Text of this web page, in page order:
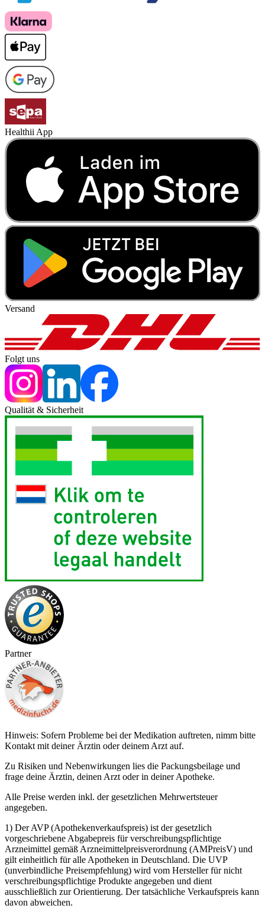
Healthii App
Versand
Folgt uns
Qualität & Sicherheit
Partner
Hinweis: Sofern Probleme bei der Medikation auftreten, nimm bitte
Kontakt mit deiner Ärztin oder deinem Arzt auf.
Zu Risiken und Nebenwirkungen lies die Packungsbeilage und
frage deine Ärztin, deinen Arzt oder in deiner Apotheke.
Alle Preise werden inkl. der gesetzlichen Mehrwertsteuer
angegeben.
1) Der AVP (Apothekenverkaufspreis) ist der gesetzlich
vorgeschriebene Abgabepreis für verschreibungspflichtige
Arzneimittel gemäß Arzneimittelpreisverordnung (AMPreisV) und
gilt einheitlich für alle Apotheken in Deutschland. Die UVP
(unverbindliche Preisempfehlung) wird vom Hersteller für nicht
verschreibungspflichtige Produkte angegeben und dient
ausschließlich zur Orientierung. Der tatsächliche Verkaufspreis kann
davon abweichen.